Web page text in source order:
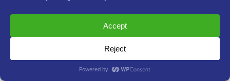
Nu oferă bannere personalizate